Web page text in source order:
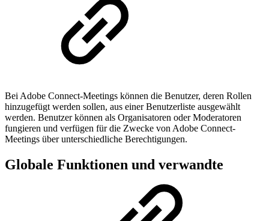
Bei Adobe Connect-Meetings können die Benutzer, deren Rollen
hinzugefügt werden sollen, aus einer Benutzerliste ausgewählt
werden. Benutzer können als Organisatoren oder Moderatoren
fungieren und verfügen für die Zwecke von Adobe Connect-
Meetings über unterschiedliche Berechtigungen.
Globale Funktionen und verwandte